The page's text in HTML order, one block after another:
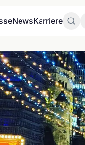
NewsKarriere
Zum
Zum